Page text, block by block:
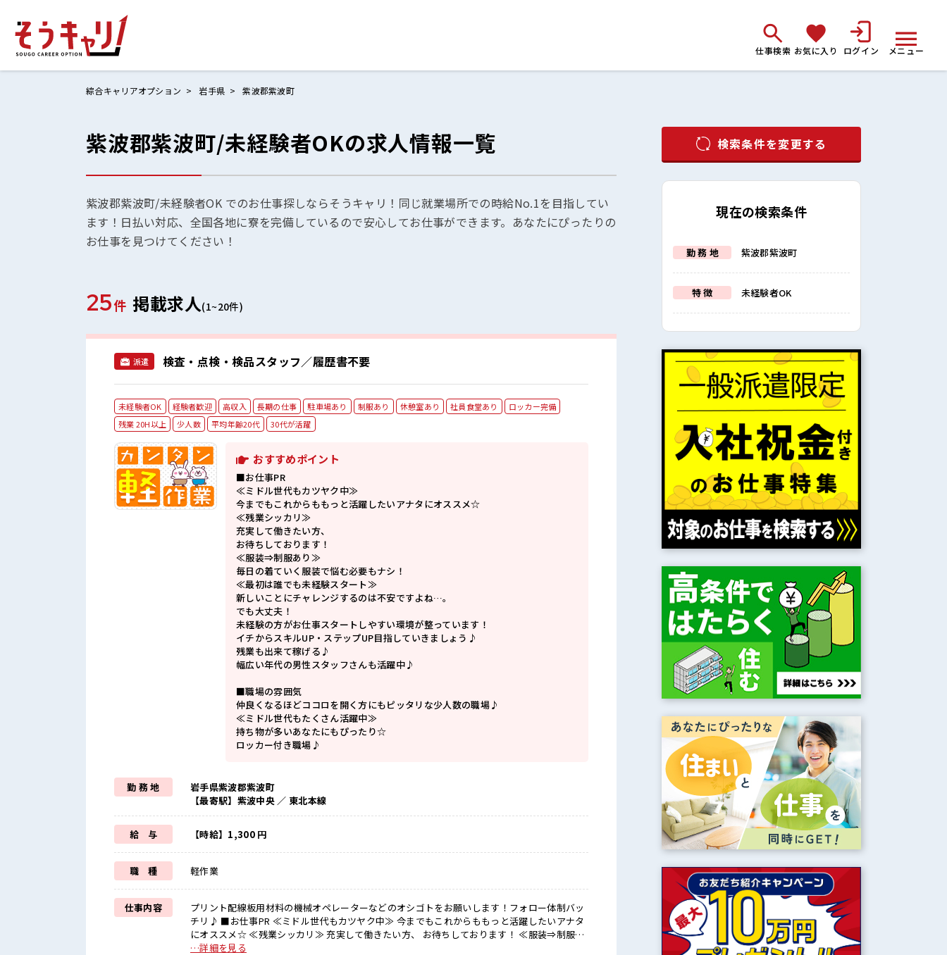
仕事検索 お気に入り ログイン メニュー
ホームにもどる
お気に入りリスト
お問い合わせ
綜合キャリアオプション 岩手県 紫波郡紫波町
紫波郡紫波町/未経験者OKの求人情報一覧
紫波郡紫波町/未経験者OK でのお仕事探しならそうキャリ！同じ就業場所での時給No.1を目指してい
ます！日払い対応、全国各地に寮を完備しているので安心してお仕事ができます。あなたにぴったりの
お仕事を見つけてください！
25件 掲載求人(1~20件)
派遣 検査・点検・検品スタッフ／履歴書不要
未経験者OK 経験者歓迎 高収入 長期の仕事 駐車場あり 制服あり 休憩室あり 社員食堂あり
ロッカー完備
残業 20H以上
少人数 平均年齢20代 30代が活躍
おすすめポイント
■お仕事PR
≪ミドル世代もカツヤク中≫
今までもこれからももっと活躍したいアナタにオススメ☆
≪残業シッカリ≫
充実して働きたい方、
お待ちしております！
≪服装⇒制服あり≫
毎日の着ていく服装で悩む必要もナシ！
≪最初は誰でも未経験スタート≫
新しいことにチャレンジするのは不安ですよね…。
でも大丈夫！
未経験の方がお仕事スタートしやすい環境が整っています！
イチからスキルUP・ステップUP目指していきましょう♪
残業も出来て稼げる♪
幅広い年代の男性スタッフさんも活躍中♪
■職場の雰囲気
仲良くなるほどココロを開く方にもピッタリな少人数の職場♪
≪ミドル世代もたくさん活躍中≫
持ち物が多いあなたにもぴったり☆
ロッカー付き職場♪
勤 務 地
岩手県紫波郡紫波町
【最寄駅】紫波中央 ／ 東北本線
給 与 【時給】1,300 円
職 種 軽作業
仕事内容
プリント配線板用材料の機械オペレーターなどのオシゴトをお願いします！フォロー体制バッ
チリ♪ ■お仕事PR ≪ミドル世代もカツヤク中≫ 今までもこれからももっと活躍したいアナタ
にオススメ☆ ≪残業シッカリ≫ 充実して働きたい方、 お待ちしております！ ≪服装⇒制服あ
り≫ 毎日の着ていく服装で悩む必要もナシ！ ≪最初は誰でも未経験スタート≫ 新しいことに
…詳細を見る
検索条件を変更する
現在の検索条件
勤 務 地 紫波郡紫波町
特 徴 未経験者OK